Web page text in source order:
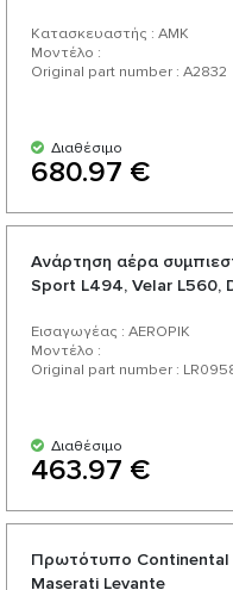
Κατασκευαστής : AMK
Μοντέλο :
Original part number : A2832
Διαθέσιμο
680.97 €
Ανάρτηση αέρα
Sport L494, Velar L560,
Εισαγωγέας : AEROPIK
Μοντέλο :
Original part number :
Διαθέσιμο
463.97 €
Πρωτότυπο Continental
Maserati Levante